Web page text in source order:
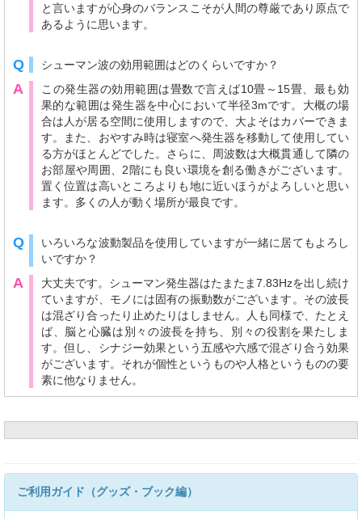
と言いますが心身のバランスこそが人間の尊厳であり原点で
あるように思います。
Q シューマン波の効用範囲はどのくらいですか？
A
この発生器の効用範囲は畳数で言えば10畳～15畳、最も効
果的な範囲は発生器を中心において半径3mです。大概の場
合は人が居る空間に使用しますので、大よそはカバーできま
す。また、おやすみ時は寝室へ発生器を移動して使用してい
る方がほとんどでした。さらに、周波数は大概貫通して隣の
お部屋や周囲、2階にも良い環境を創る働きがございます。
置く位置は高いところよりも地に近いほうがよろしいと思い
ます。多くの人が動く場所が最良です。
Q
いろいろな波動製品を使用していますが一緒に居てもよろし
いですか？
A
大丈夫です。シューマン発生器はたまたま7.83Hzを出し続け
ていますが、モノには固有の振動数がございます。その波長
は混ざり合ったり止めたりはしません。人も同様で、たとえ
ば、脳と心臓は別々の波長を持ち、別々の役割を果たしま
す。但し、シナジー効果という五感や六感で混ざり合う効果
がございます。それが個性というものや人格というものの要
素に他なりません。
ご利用ガイド（グッズ・ブック編）